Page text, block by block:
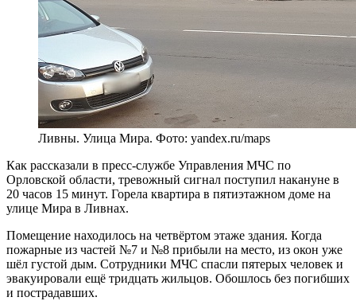
Ливны. Улица Мира. Фото: yandex.ru/maps
Как рассказали в пресс-службе Управления МЧС по
Орловской области, тревожный сигнал поступил накануне в
20 часов 15 минут. Горела квартира в пятиэтажном доме на
улице Мира в Ливнах.
Помещение находилось на четвёртом этаже здания. Когда
пожарные из частей №7 и №8 прибыли на место, из окон уже
шёл густой дым. Сотрудники МЧС спасли пятерых человек и
эвакуировали ещё тридцать жильцов. Обошлось без погибших
и пострадавших.